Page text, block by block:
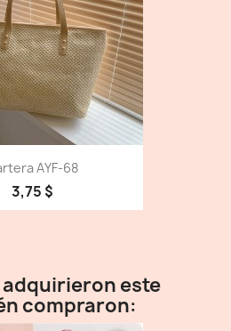
AYF-68
3,75 $
este
compraron: